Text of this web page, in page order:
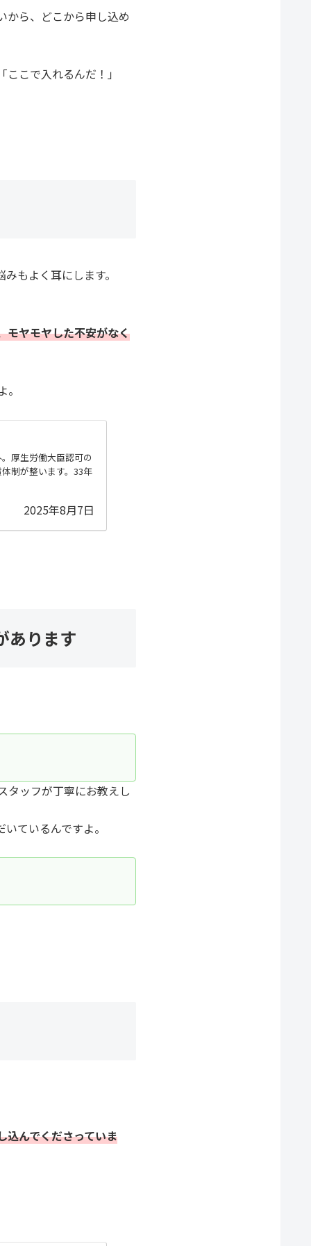
から、どこから申し込め
こで入れるんだ！」
もよく耳にします。
モヤモヤした不安がなく
厚生労働大臣認可の
制が整います。33年
2025年8月7日
あります
タッフが丁寧にお教えし
ているんですよ。
込んでくださっていま